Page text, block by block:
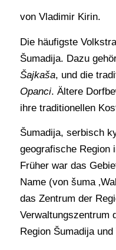
von Vladimir Kirin.
Die häufigste
Šumadija. Dazu
Šajkaša, und die
Opanci. Ältere
ihre traditionellen
Šumadija, serbisch
geografische Region
Früher war das
Name (von šuma
das Zentrum der
Verwaltungszentrum
Region Šumadija